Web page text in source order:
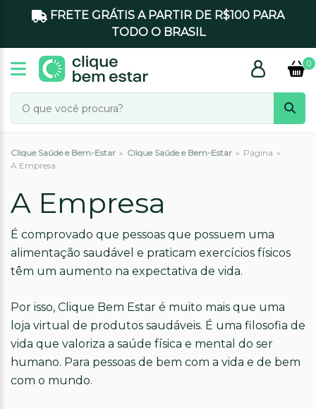
FRETE GRÁTIS A PARTIR DE R$100 PARA
TODO O BRASIL
0
Clique Saúde e Bem-Estar » Clique Saúde e Bem-Estar » Página »
A Empresa
A Empresa
É comprovado que pessoas que possuem uma
alimentação saudável e praticam exercícios físicos
têm um aumento na expectativa de vida.
Por isso, Clique Bem Estar é muito mais que uma
loja virtual de produtos saudáveis. É uma filosofia de
vida que valoriza a saúde física e mental do ser
humano. Para pessoas de bem com a vida e de bem
com o mundo.